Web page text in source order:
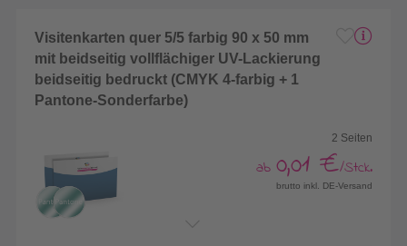
Visitenkarten quer 5/5 farbig 90 x 50 mm
mit beidseitig vollflächiger UV-Lackierung
beidseitig bedruckt (CMYK 4-farbig + 1
Pantone-Sonderfarbe)
2 Seiten
ab 0,01 €/Stck.
brutto inkl. DE-Versand